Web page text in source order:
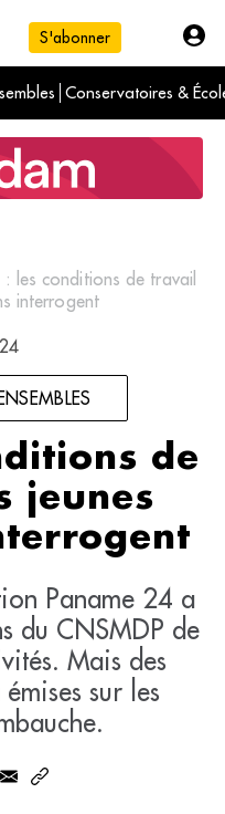
S'abonner
Conservatoires &
mois
: les conditions de travail
interrogent
24
de
jeunes
Paname 24 a
du CNSMDP de
Mais des
sur les